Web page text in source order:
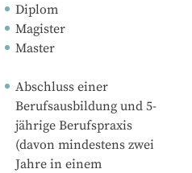
Diplom
Magister
Master
Abschluss einer
Berufsausbildung und 5-
jährige Berufspraxis
(davon mindestens zwei
Jahre in einem